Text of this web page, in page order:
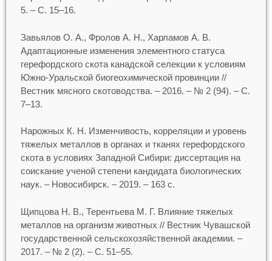
5. – С. 15–16.
Завьялов О. А., Фролов А. Н., Харламов А. В.
Адаптационные изменения элементного статуса
герефордского скота канадской селекции к условиям
Южно-Уральской биогеохимической провинции //
Вестник мясного скотоводства. – 2016. – № 2 (94). – С.
7–13.
Нарожных К. Н. Изменчивость, корреляции и уровень
тяжелых металлов в органах и тканях герефордского
скота в условиях Западной Сибири: диссертация на
соискание ученой степени кандидата биологических
наук. – Новосибирск. – 2019. – 163 с.
Щипцова Н. В., Терентьева М. Г. Влияние тяжелых
металлов на организм животных // Вестник Чувашской
государственной сельскохозяйственной академии. –
2017. – № 2 (2). – С. 51–55.